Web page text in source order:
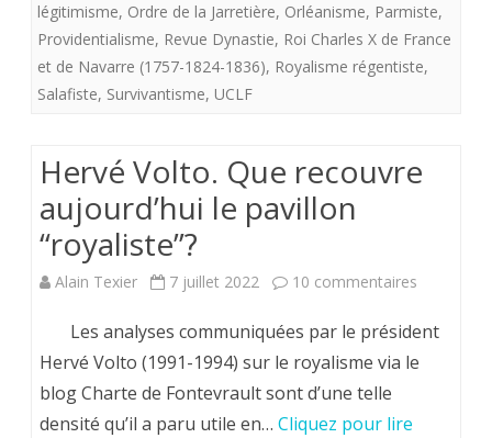
légitimisme, Ordre de la Jarretière, Orléanisme, Parmiste,
Providentialisme, Revue Dynastie, Roi Charles X de France
et de Navarre (1757-1824-1836), Royalisme régentiste,
Salafiste, Survivantisme, UCLF
Hervé Volto. Que recouvre
aujourd’hui le pavillon
“royaliste”?
Alain Texier 7 juillet 2022 10 commentaires
Volto.
Les analyses communiquées par le président
Hervé Volto (1991-1994) sur le royalisme via le
blog Charte de Fontevrault sont d’une telle
densité qu’il a paru utile en… Cliquez pour lire